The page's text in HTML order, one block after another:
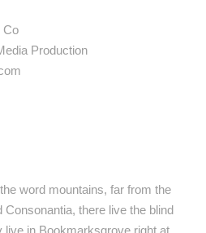
Co
Production
word mountains, far from the
Consonantia, there live the blind
live in Bookmarksgrove right at